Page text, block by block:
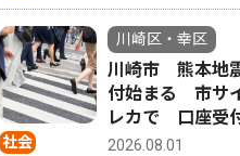
社会
川崎区・幸区
川崎市 熊本地
付始まる 市サ
レカで 口座受
2026.08.01